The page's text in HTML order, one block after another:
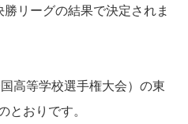
リーグの結果で決定されま
高等学校選手権大会）の東
とおりです。